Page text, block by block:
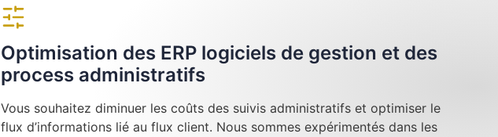
Optimisation des ERP logiciels de gestion et des
process administratifs
Vous souhaitez diminuer les coûts des suivis administratifs et optimiser le
flux d’informations lié au flux client. Nous sommes expérimentés dans les